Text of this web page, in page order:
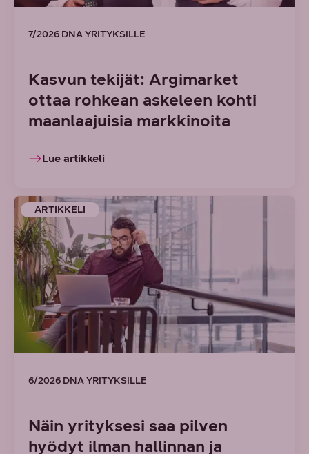
7/2026 DNA YRITYKSILLE
Kasvun tekijät: Argimarket
ottaa rohkean askeleen kohti
maanlaajuisia markkinoita
Lue artikkeli
ARTIKKELI
6/2026 DNA YRITYKSILLE
Näin yrityksesi saa pilven
hyödyt ilman hallinnan ja